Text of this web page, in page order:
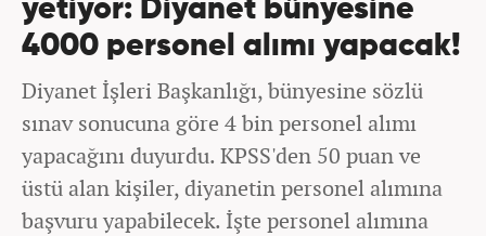
yetiyor: Diyanet bünyesine
4000 personel alımı yapacak!
Diyanet İşleri Başkanlığı, bünyesine sözlü
sınav sonucuna göre 4 bin personel alımı
yapacağını duyurdu. KPSS'den 50 puan ve
üstü alan kişiler, diyanetin personel alımına
başvuru yapabilecek. İşte personel alımına